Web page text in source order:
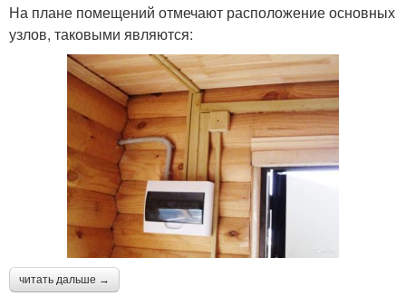
На плане помещений отмечают расположение основных
узлов, таковыми являются:
читать дальше →